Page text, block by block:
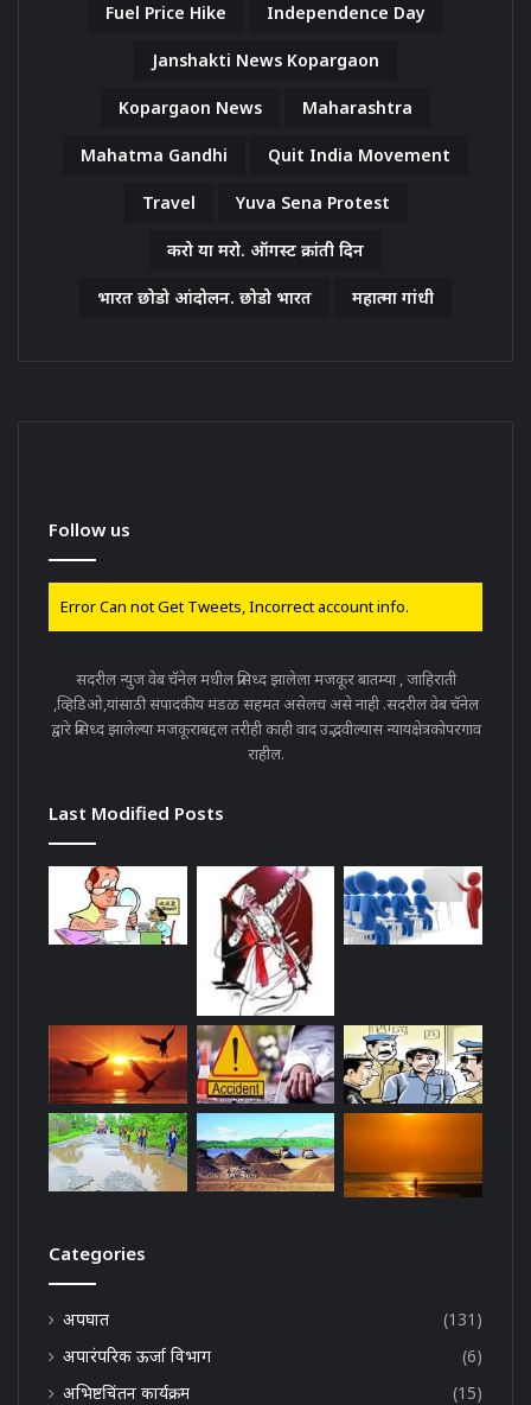
Fuel Price Hike Independence Day
Janshakti News Kopargaon
Kopargaon News Maharashtra
Mahatma Gandhi Quit India Movement
Travel Yuva Sena Protest
करो या मरो. ऑगस्ट क्रांती दिन
भारत छोडो आंदोलन. छोडो भारत महात्मा गांधी
Follow us
Error Can not Get Tweets, Incorrect account info.
सदरील न्युज वेब चॅनेल मधील प्रसिध्द झालेला मजकूर बातम्या , जाहिराती
,व्हिडिओ,यांसाठी संपादकीय मंडळ सहमत असेलच असे नाही .सदरील वेब चॅनेल
द्वारे प्रसिध्द झालेल्या मजकूराबद्दल तरीही काही वाद उद्भवील्यास न्यायक्षेत्रकोपरगाव
राहील.
Last Modified Posts
Categories
अपघात
(131)
अपारंपरिक ऊर्जा विभाग
(6)
अभिष्टचिंतन कार्यक्रम
(15)